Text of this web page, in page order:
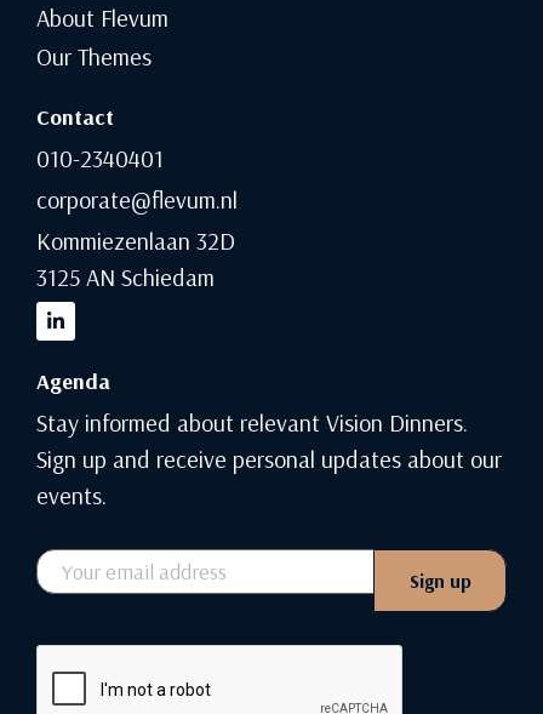
About Flevum
Our Themes
Contact
010-2340401
corporate@flevum.nl
Kommiezenlaan 32D
3125 AN Schiedam
Agenda
Stay informed about relevant Vision Dinners.
Sign up and receive personal updates about our
events.
Email
Sign up